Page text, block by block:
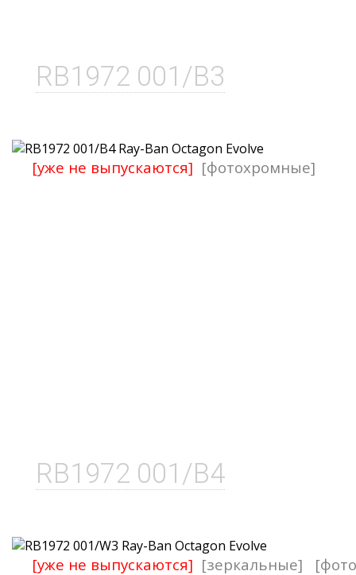
RB1972 001/B3
RB1972 001/B4
[уже не выпускаются] [фотохромные]
[уже не выпускаются] [зеркальные]